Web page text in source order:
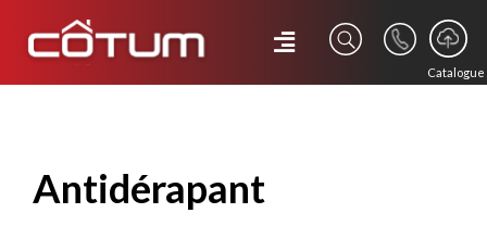
Catalogue
Antidérapant